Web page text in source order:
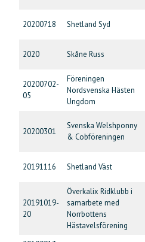
20200718 Shetland Syd
2020 Skåne Russ
20200702-
05
Föreningen
Nordsvenska Hästen
Ungdom
20200301
Svenska Welshponny
& Cobföreningen
20191116 Shetland Väst
20191019-
20
Överkalix Ridklubb i
samarbete med
Norrbottens
Hästavelsförening